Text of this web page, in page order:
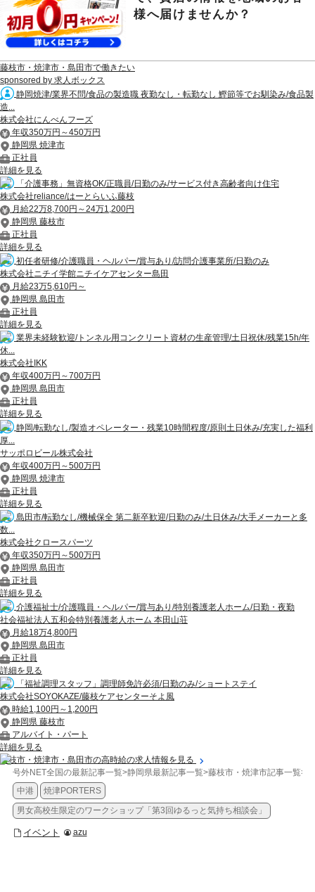
様へ届けませんか？
藤枝市・焼津市・島田市で働きたい
sponsored by 求人ボックス
静岡焼津/業界不問/食品の製造職 夜勤なし・転勤なし 鰹節等でお馴染み/食品製
造...
株式会社にんべんフーズ
年収350万円～450万円
静岡県 焼津市
正社員
詳細を見る
「介護事務」無資格OK/正職員/日勤のみ/サービス付き高齢者向け住宅
株式会社reliance/はーとらいふ藤枝
月給22万8,700円～24万1,200円
静岡県 藤枝市
正社員
詳細を見る
初任者研修/介護職員・ヘルパー/賞与あり/訪問介護事業所/日勤のみ
株式会社ニチイ学館ニチイケアセンター島田
月給23万5,610円～
静岡県 島田市
正社員
詳細を見る
業界未経験歓迎/トンネル用コンクリート資材の生産管理/土日祝休/残業15h/年
休...
株式会社IKK
年収400万円～700万円
静岡県 島田市
正社員
詳細を見る
静岡/転勤なし/製造オペレーター・残業10時間程度/原則土日休み/充実した福利
厚...
サッポロビール株式会社
年収400万円～500万円
静岡県 焼津市
正社員
詳細を見る
島田市/転勤なし/機械保全 第二新卒歓迎/日勤のみ/土日休み/大手メーカーと多
数...
株式会社クロースパーツ
年収350万円～500万円
静岡県 島田市
正社員
詳細を見る
介護福祉士/介護職員・ヘルパー/賞与あり/特別養護老人ホーム/日勤・夜勤
社会福祉法人五和会特別養護老人ホーム 本田山荘
月給18万4,800円
静岡県 島田市
正社員
詳細を見る
「福祉調理スタッフ」調理師免許必須/日勤のみ/ショートステイ
株式会社SOYOKAZE/藤枝ケアセンターそよ風
時給1,100円～1,200円
静岡県 藤枝市
アルバイト・パート
詳細を見る
藤枝市・焼津市・島田市の高時給の求人情報を見る
号外NET全国の最新記事一覧>静岡県最新記事一覧>藤枝市・焼津市記事一覧>
中港
焼津PORTERS
男女高校生限定のワークショップ「第3回ゆるっと気持ち相談会」
イベント azu